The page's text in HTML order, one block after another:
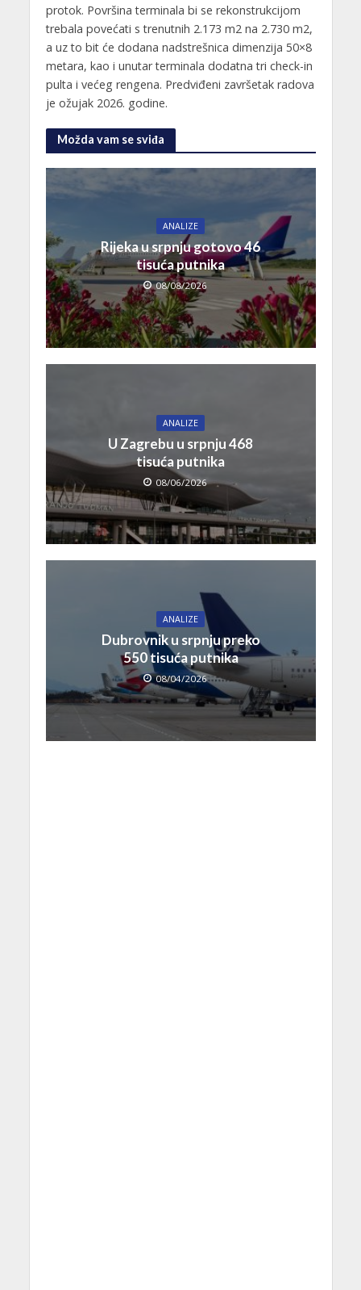
protok. Površina terminala bi se rekonstrukcijom
trebala povećati s trenutnih 2.173 m2 na 2.730 m2,
a uz to bit će dodana nadstrešnica dimenzija 50×8
metara, kao i unutar terminala dodatna tri check-in
pulta i većeg rengena. Predviđeni završetak radova
je ožujak 2026. godine.
Možda vam se sviđa
ANALIZE
Rijeka u srpnju gotovo 46
tisuća putnika
08/08/2026
ANALIZE
U Zagrebu u srpnju 468
tisuća putnika
08/06/2026
ANALIZE
Dubrovnik u srpnju preko
550 tisuća putnika
08/04/2026